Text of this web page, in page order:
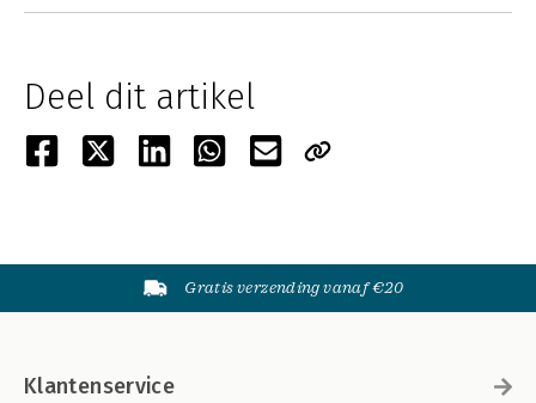
Deel dit artikel
Gratis verzending vanaf €20
Klantenservice